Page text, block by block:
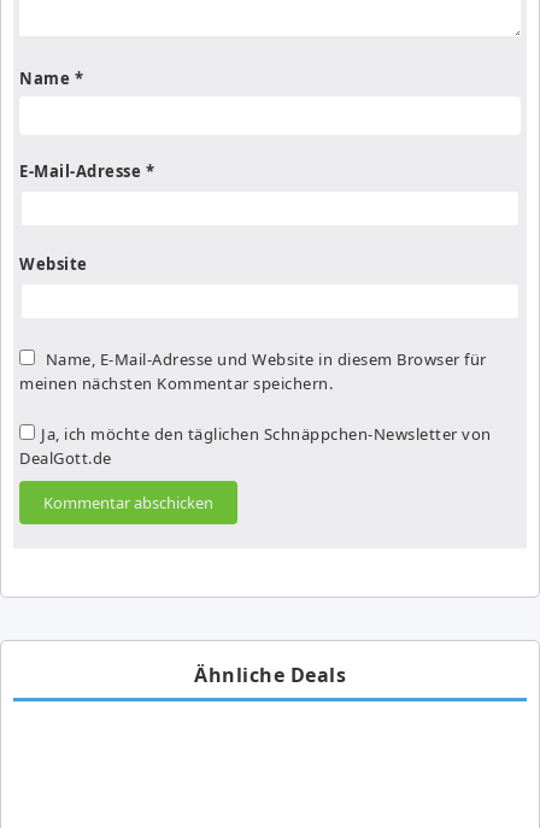
Name *
E-Mail-Adresse *
Website
Name, E-Mail-Adresse und Website in diesem Browser für
meinen nächsten Kommentar speichern.
Ja, ich möchte den täglichen Schnäppchen-Newsletter von
DealGott.de
Ähnliche Deals